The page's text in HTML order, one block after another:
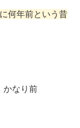
何年前という昔
かなり前